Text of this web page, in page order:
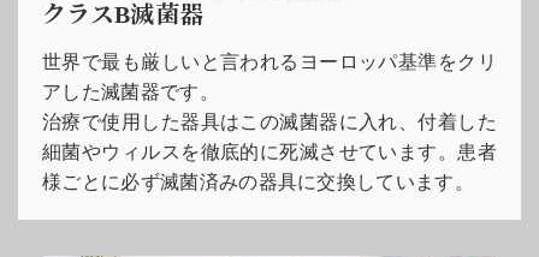
クラスB滅菌器
世界で最も厳しいと言われるヨーロッパ基準をクリ
アした滅菌器です。
治療で使用した器具はこの滅菌器に入れ、付着した
細菌やウィルスを徹底的に死滅させています。患者
様ごとに必ず滅菌済みの器具に交換しています。